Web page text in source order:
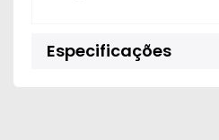
Especificações